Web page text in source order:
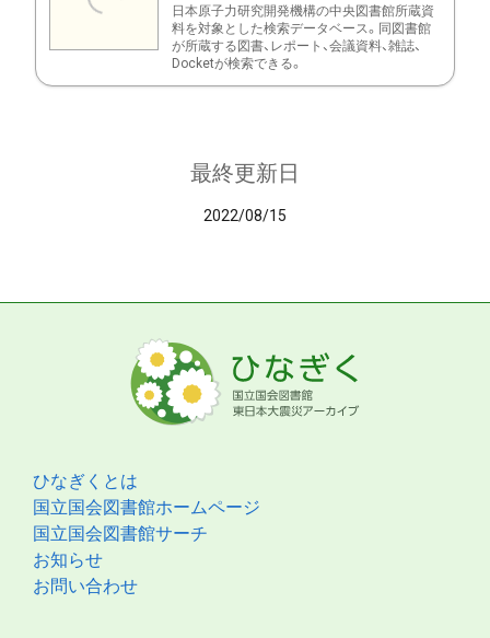
日本原子力研究開発機構の中央図書館所蔵資
料を対象とした検索データベース。同図書館
が所蔵する図書、レポート、会議資料、雑誌、
Docketが検索できる。
最終更新日
2022/08/15
ひなぎくとは
国立国会図書館ホームページ
国立国会図書館サーチ
お知らせ
お問い合わせ